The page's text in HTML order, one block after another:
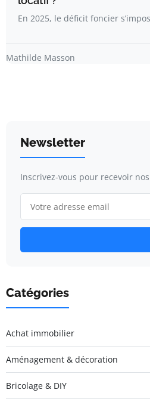
En 2025, le déficit foncier
Mathilde Masson
Newsletter
Inscrivez-vous pour recevoir
Catégories
Achat immobilier
Aménagement & décoration
Bricolage & DIY